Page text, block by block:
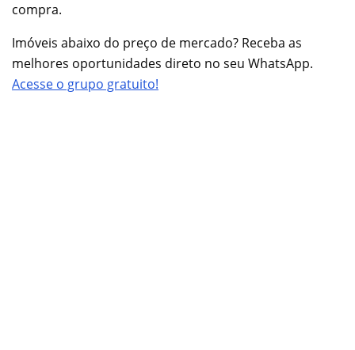
compra.
Imóveis abaixo do preço de mercado? Receba as
melhores oportunidades direto no seu WhatsApp.
Acesse o grupo gratuito!